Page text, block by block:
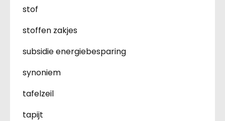
stof
stoffen zakjes
subsidie energiebesparing
synoniem
tafelzeil
tapijt